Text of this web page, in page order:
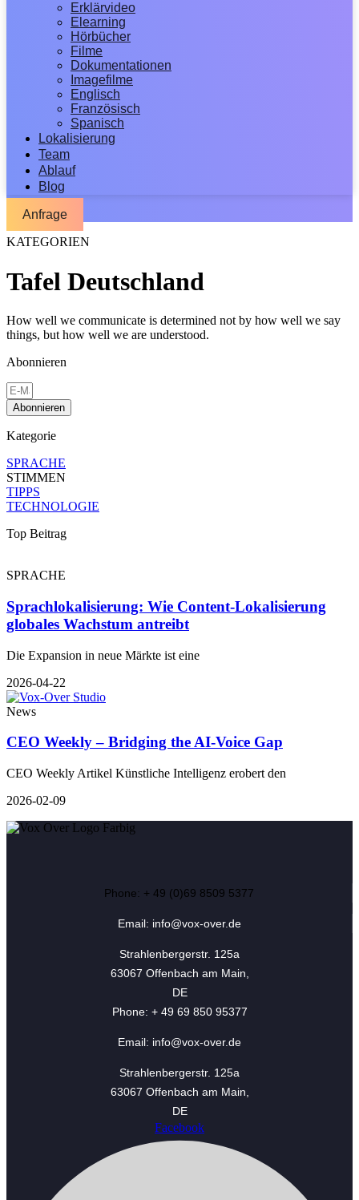
Erklärvideo
Elearning
Hörbücher
Filme
Dokumentationen
Imagefilme
Englisch
Französisch
Spanisch
Lokalisierung
Team
Ablauf
Blog
Anfrage
KATEGORIEN
Tafel Deutschland
How well we communicate is determined not by how well we say
things, but how well we are understood.
Abonnieren
Abonnieren
Kategorie
SPRACHE
STIMMEN
TIPPS
TECHNOLOGIE
Top Beitrag
SPRACHE
Sprachlokalisierung: Wie Content-Lokalisierung
globales Wachstum antreibt
Die Expansion in neue Märkte ist eine
2026-04-22
News
CEO Weekly – Bridging the AI-Voice Gap
CEO Weekly Artikel Künstliche Intelligenz erobert den
2026-02-09
Phone: + 49 (0)69 8509 5377
Email: info@vox-over.de
Strahlenbergerstr. 125a
63067 Offenbach am Main,
DE
Phone: + 49 69 850 95377
Email: info@vox-over.de
Strahlenbergerstr. 125a
63067 Offenbach am Main,
DE
Facebook